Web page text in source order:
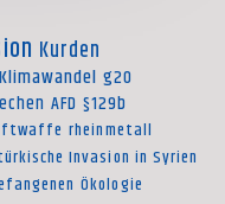
Kurden
Klimawandel g20
AFD §129b
rheinmetall
Invasion in Syrien
Ökologie